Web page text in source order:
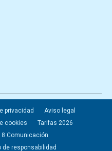
privacidad
Aviso legal
cookies
Tarifas 2026
8 Comunicación
de responsabilidad